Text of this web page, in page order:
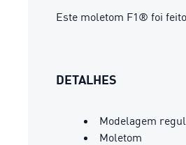
Este moletom F1® foi
DETALHES
Modelagem
Moletom